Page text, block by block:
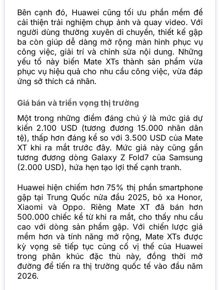
Bên cạnh đó, Huawei cũng tối ưu phần mềm để
cải thiện trải nghiệm chụp ảnh và quay video. Với
người dùng thường xuyên di chuyển, thiết kế gập
ba còn giúp dễ dàng mở rộng màn hình phục vụ
công việc, giải trí và chỉnh sửa nội dung. Những
yếu tố này biến Mate XTs thành sản phẩm vừa
phục vụ hiệu quả cho nhu cầu công việc, vừa đáp
ứng sở thích cá nhân.
Giá bán và triển vọng thị trường
Một trong những điểm đáng chú ý là mức giá dự
kiến 2.100 USD (tương đương 15.000 nhân dân
tệ), thấp hơn đáng kể so với 3.500 USD của Mate
XT khi ra mắt trước đây. Mức giá này cũng gần
tương đương dòng Galaxy Z Fold7 của Samsung
(2.000 USD), hứa hẹn tạo lợi thế cạnh tranh.
Huawei hiện chiếm hơn 75% thị phần smartphone
gập tại Trung Quốc nửa đầu 2025, bỏ xa Honor,
Xiaomi và Oppo. Riêng Mate XT đã bán hơn
500.000 chiếc kể từ khi ra mắt, cho thấy nhu cầu
cao với dòng sản phẩm gập. Với chiến lược giá
mềm hơn và tính năng mở rộng, Mate XTs được
kỳ vọng sẽ tiếp tục củng cố vị thế của Huawei
trong phân khúc đặc thù này, đồng thời mở
đường để tiến ra thị trường quốc tế vào đầu năm
2026.